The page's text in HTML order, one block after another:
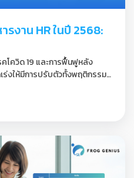
รงาน HR ในปี 2568:
โควิด 19 และการฟื้นฟูหลัง
ร่งให้มีการปรับตัวทั้งพฤติกรรม
ถึงการบริหารงาน HR ที่หลีก
ารเปลี่ยนแปลงได้